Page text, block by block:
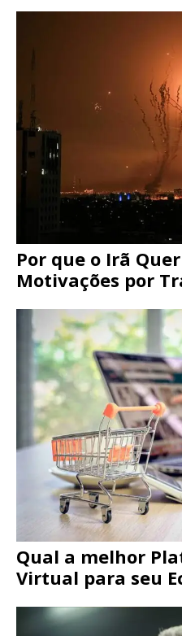
Por que o Irã
Motivações por
Qual a melhor
Virtual para seu